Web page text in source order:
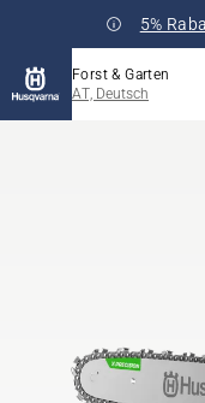
5%
Forst & Garten
AT, Deutsch